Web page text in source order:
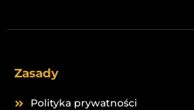
Zasady
Polityka prywatności